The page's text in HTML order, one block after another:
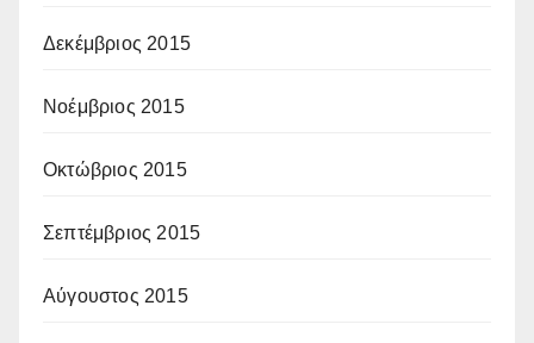
Δεκέμβριος 2015
Νοέμβριος 2015
Οκτώβριος 2015
Σεπτέμβριος 2015
Αύγουστος 2015